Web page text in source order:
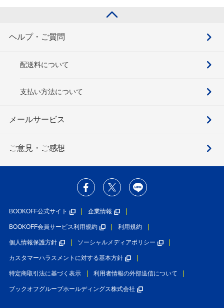
ヘルプ・ご質問
配送料について
支払い方法について
メールサービス
ご意見・ご感想
BOOKOFF公式サイト 企業情報
BOOKOFF会員サービス利用規約 利用規約
個人情報保護方針 ソーシャルメディアポリシー
カスタマーハラスメントに対する基本方針
特定商取引法に基づく表示 利用者情報の外部送信について
ブックオフグループホールディングス株式会社